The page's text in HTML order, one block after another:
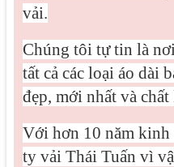
vải.
Chúng tôi tự tin là
tất cả các loại áo dài
đẹp, mới nhất và
Với hơn 10 năm kinh
ty vải Thái Tuấn vì